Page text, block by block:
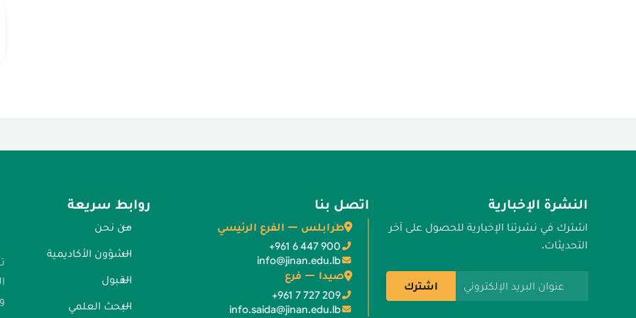
روابط سريعة
من نحن
الشؤون الأكاديمية
القبول
البحث العلمي
اتصل بنا
طرابلس — الفرع الرئيسي
+961 6 447 900
info@jinan.edu.lb
صيدا — فرع
+961 7 727 209
info.saida@jinan.edu.lb
النشرة الإخبارية
اشترك في نشرتنا الإخبارية للحصول على آخر
التحديثات.
عنوان البريد الإلكتروني اشترك